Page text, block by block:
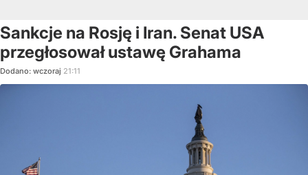
Sankcje na Rosję i Iran. Senat USA
przegłosował ustawę Grahama
Dodano: wczoraj 21:11